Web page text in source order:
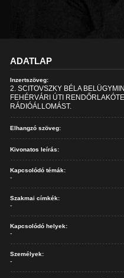
ADATLAP
Inzertszöveg:
2. SCITOVSZKY BÉLA
FEHÉRVÁRI ÚTI
RÁDIÓÁLLOMÁST.
Elhangzó szöveg:
Kivonatos leírás:
Kapcsolódó témák:
-
Szakmai címkék:
-
Kapcsolódó helyek:
-
Személyek:
-